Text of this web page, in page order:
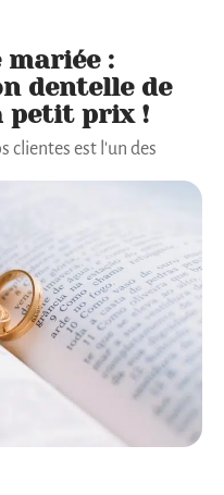
mariée :
dentelle de
petit prix !
clientes est l'un des